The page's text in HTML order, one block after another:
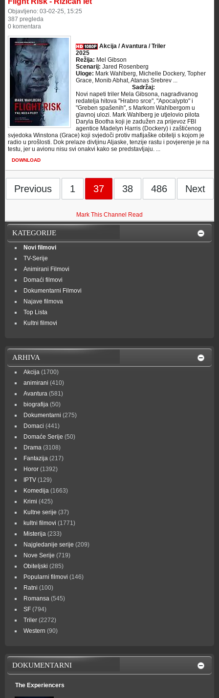
Objavljeno: 03-02-25, 15:25
387 pregleda
0 komentara
Akcija / Avantura / Triler
2025
Režija: Mel Gibson
Scenarij: Jared Rosenberg
Uloge: Mark Wahlberg, Michelle Dockery, Topher
Grace, Monib Abhat, Atanas Srebrev ...
Sadržaj:
Novi napeti triler Mela Gibsona, nagrađivanog
redatelja hitova "Hrabro srce", "Apocalypto" i
"Greben spašenih", s Markom Wahlbergom u
glavnoj ulozi. Mark Wahlberg je utjelovio pilota
Daryla Bootha koji je zadužen za prijevoz FBI
agentice Madelyn Harris (Dockery) i zaštićenog
svjedoka Winstona (Grace) koji svjedoči protiv mafijaške obitelji s kojom je
radio u prošlosti. Dok prelaze divljinu Aljaske, tenzije rastu i povjerenje je na
testu, jer u avionu nisu svi onakvi kako se predstavljaju. ...
DOWNLOAD
Previous 1 37 38 486 Next
Mark This Channel Read
KATEGORIJE
Novi filmovi
TV-Serije
Animirani Filmovi
Domaći filmovi
Dokumentarni Filmovi
Najave filmova
Top Lista
Kultni filmovi
ARHIVA
Akcija (1700)
animirani (410)
Avantura (581)
biografija (50)
Dokumentarni (275)
Domaci (441)
Domaće Serije (50)
Drama (3108)
Fantazija (217)
Horor (1392)
IPTV (129)
Komedija (1663)
Krimi (425)
Kultne serije (37)
kultni filmovi (1771)
Misterija (233)
Najgledanije serije (209)
Nove Serije (719)
Obiteljski (285)
Popularni filmovi (146)
Ratni (100)
Romansa (545)
SF (794)
Triler (2272)
Western (90)
DOKUMENTARNI
The Experiencers